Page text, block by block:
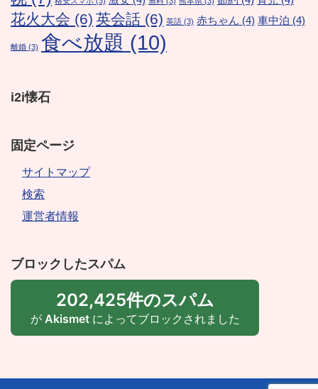
花火大会 (6) 英会話 (6) 英語 (3) 赤ちゃん (4) 車中泊 (4)
離婚 (3) 食べ放題 (10)
i2i懐石
固定ページ
サイトマップ
検索
運営者情報
ブロックしたスパム
202,425件のスパム
が Akismetによってブロックされました